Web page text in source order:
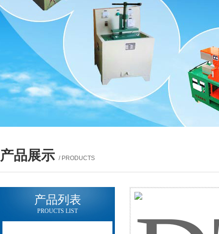
产品展示 / PRODUCTS
产品列表
PROUCTS LIST